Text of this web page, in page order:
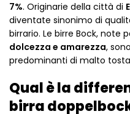
7%. Originarie della città di
diventate sinonimo di
birrario. Le birre Bock, note
dolcezza e amarezza,
predominanti di malto
Qual è la
birra